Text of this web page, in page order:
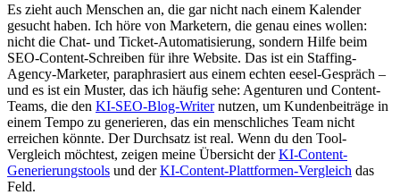
Es zieht auch Menschen an, die gar nicht nach einem Kalender
gesucht haben. Ich höre von Marketern, die genau eines wollen:
nicht die Chat- und Ticket-Automatisierung, sondern Hilfe beim
SEO-Content-Schreiben für ihre Website. Das ist ein Staffing-
Agency-Marketer, paraphrasiert aus einem echten eesel-Gespräch –
und es ist ein Muster, das ich häufig sehe: Agenturen und Content-
Teams, die den KI-SEO-Blog-Writernutzen, um Kundenbeiträge in
einem Tempo zu generieren, das ein menschliches Team nicht
erreichen könnte. Der Durchsatz ist real. Wenn du den Tool-
Vergleich möchtest, zeigen meine Übersicht derKI-Content-
Generierungstools und derKI-Content-Plattformen-Vergleich das
Feld.